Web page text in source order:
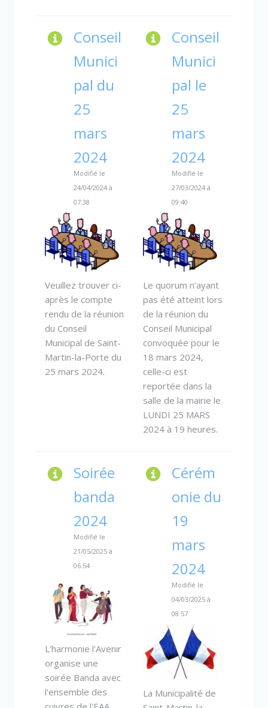
Conseil
Munici
pal du
25
mars
2024
Modifié le
24/04/2024 à
07:38
Veuillez trouver ci-
après le compte
rendu de la réunion
du Conseil
Municipal de Saint-
Martin-la-Porte du
25 mars 2024.
Conseil
Munici
pal le
25
mars
2024
Modifié le
27/03/2024 à
09:40
Le quorum n’ayant
pas été atteint lors
de la réunion du
Conseil Municipal
convoquée pour le
18 mars 2024,
celle-ci est
reportée dans la
salle de la mairie le
LUNDI 25 MARS
2024 à 19 heures.
Soirée
banda
2024
Modifié le
21/05/2025 à
06:54
L'harmonie l'Avenir
organise une
soirée Banda avec
l'ensemble des
Cérém
onie du
19
mars
2024
Modifié le
04/03/2025 à
08:57
La Municipalité de